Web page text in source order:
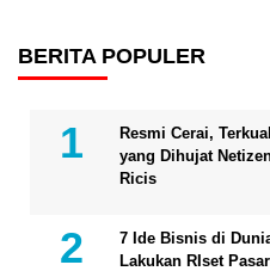
BERITA POPULER
Resmi Cerai,
yang Dihujat
Ricis
7 Ide Bisnis di
Lakukan RIset